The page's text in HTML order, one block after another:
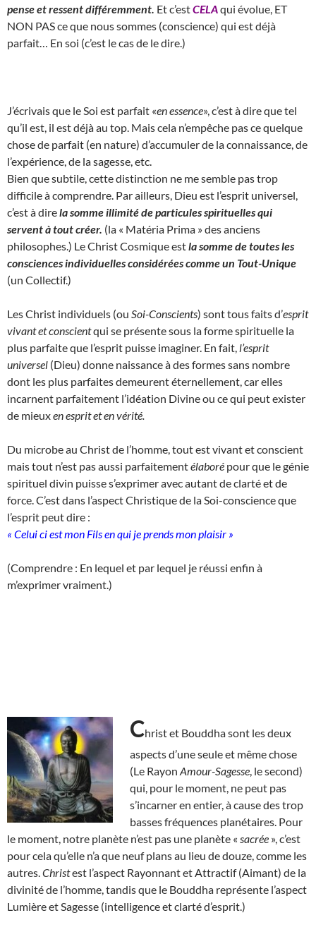
pense et ressent différemment. Et c’estCELAqui évolue, ET
NON PAS ce que nous sommes (conscience) qui est déjà
parfait… En soi (c’est le cas de le dire.)
J’écrivais que le Soi est parfait «en essence», c’est à dire que tel
qu’il est, il est déjà au top. Mais cela n’empêche pas ce quelque
chose de parfait (en nature) d’accumuler de la connaissance, de
l’expérience, de la sagesse, etc.
Bien que subtile, cette distinction ne me semble pas trop
difficile à comprendre. Par ailleurs, Dieu est l’esprit universel,
c’est à direla somme illimité de particules spirituelles qui
servent à tout créer. (la « Matéria Prima » des anciens
philosophes.) Le Christ Cosmique estla somme de toutes les
consciences individuelles considérées comme un Tout-Unique
(un Collectif.)
Les Christ individuels (ou Soi-Conscients) sont tous faits d’esprit
vivant et conscientqui se présente sous la forme spirituelle la
plus parfaite que l’esprit puisse imaginer. En fait, l’esprit
universel (Dieu) donne naissance à des formes sans nombre
dont les plus parfaites demeurent éternellement, car elles
incarnent parfaitement l’idéation Divine ou ce qui peut exister
de mieuxen esprit et en vérité.
Du microbe au Christ de l’homme, tout est vivant et conscient
mais tout n’est pas aussi parfaitementélaboré pour que le génie
spirituel divin puisse s’exprimer avec autant de clarté et de
force. C’est dans l’aspect Christique de la Soi-conscience que
l’esprit peut dire :
« Celui ci est mon Fils en qui je prends mon plaisir »
(Comprendre : En lequel et par lequel je réussi enfin à
m’exprimer vraiment.)
Christ et Bouddha sont les deux
aspects d’une seule et même chose
(Le Rayon Amour-Sagesse , le second)
qui, pour le moment, ne peut pas
s’incarner en entier, à cause des trop
basses fréquences planétaires. Pour
le moment, notre planète n’est pas une planète « sacrée », c’est
pour cela qu’elle n’a que neuf plans au lieu de douze, comme les
autres. Christest l’aspect Rayonnant et Attractif (Aimant) de la
divinité de l’homme, tandis que le Bouddha représente l’aspect
Lumière et Sagesse (intelligence et clarté d’esprit.)